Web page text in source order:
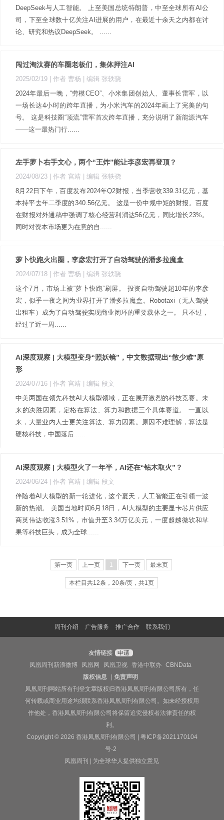
DeepSeek与人工智能。 上至美国总统特朗普，中至全球所有AI公
司，下至全球数十亿关注AI进展的用户，在最近十余天之内都在讨
论、研究和热议DeepSeek。 ......
闯过淘汰赛的车圈老板们，集体押注AI
2025/02/19 | 作者 曹杨
| 编辑 张轶骁
2024年最后一晚，“劳模CEO”、小米集团创始人、董事长雷军，以
一场长达4小时的跨年直播，为小米汽车的2024年画上了完美的句
号。 这是科技圈“顶流”雷军首次跨年直播，充分说明了新能源汽车
——这一最热门行......
左手萝卜右手文心，两个“王炸”能让李彦宏再登顶？
2024/08/23 | 作者 宫靖
| 编辑 张轶骁
8月22日下午，百度发布2024年Q2财报，当季营收339.31亿元，基
本持平去年二季度的340.56亿元。 这是一份中规中矩的财报。百度
在财报对外通稿中强调了核心经营利润达56亿元，同比增长23%。
同时对资本市场更为在意的自......
萝卜快跑火出圈，李彦宏打开了自动驾驶的潘多拉魔盒
2024/07/18 | 作者 曹杨
| 编辑 张轶骁
这个7月，市场上被“萝卜快跑”刷屏。 投资自动驾驶超10年的李彦
宏，似乎一夜之间为业界打开了潘多拉魔盒。Robotaxi（无人驾驶
出租车）成为了自动驾驶实现商业闭环的重要载体之一。 只不过，
经过了近一周......
AI深度观察 | 大模型变身“照妖镜”，中文数据现出“散少难”原
形
2024/07/16 | 作者 宫靖
| 编辑 段文
中美两国在领先科技AI大模型领域，正在展开激烈的科技竞赛。未
来的决胜因素，定格在算法、算力和数据三个具体赛道。 一直以
来，大量业内人士更关注算法、算力因素。原因不难理解，算法是
硬核科技，中国落后......
AI深度观察 | 大模型火了一年半，AI还在“钻木取火”？
2024/06/24 | 作者 宫靖
| 编辑 段文
伴随着AI大模型的新一轮进化，这个夏天，人工智能正在引领一波
新的热潮。 美国当地时间6月18日，AI大模型的主要显卡芯片供应
商英伟达收涨3.51%，市值升至3.34万亿美元，一度超越微软和苹
果等科技巨头，成为全球......
第一页 上一页 1 下一页 最末页
本栏目共12条，20条/页，共1页
周刊介绍 广告服务 推广合作 联系我们
友情链接
申请
凤凰周刊新浪微博
凤凰网 凤凰卫视 香港中联办
CBNData
版权信息
|免责声明
凤凰周刊网站所有刊登文章版权归香港凤凰周刊有限公司所有，任
何转载或商业用途均须联系香港凤凰周刊有限公司。如未经授权用
作他处，香港凤凰周刊有限公司将保留追究侵权者法律责任的权
利。
Copyright © 2026 香港凤凰周刊有限公司 | 粤ICP备2021170104
号-2
凤凰周刊 | 为全球华人提供独立意见